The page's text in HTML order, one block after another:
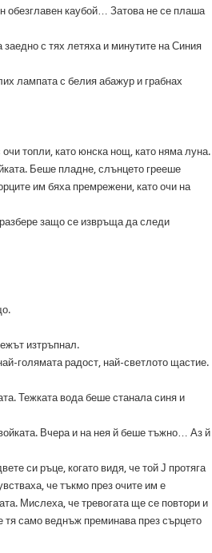
обезглавен каубой… Затова не се плаша
с тях летяха и минутите на Синия
лампата с белия абажур и грабнах
топли, като юнска нощ, като няма луна.
Беше пладне, слънцето грееше
им бяха премрежени, като очи на
защо се извръща да следи
изтръпнал.
голямата радост, най-светлото щастие.
Тежката вода беше станала синя и
Вчера и на нея й беше тъжно… Аз й
си ръце, когато видя, че той Ј протяга
че тъкмо през очите им е
Мислеха, че тревогата ще се повтори и
само веднъж преминава през сърцето